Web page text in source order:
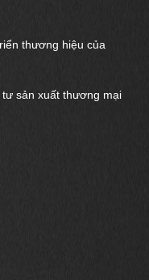
thương hiệu của
sản xuất thương mại